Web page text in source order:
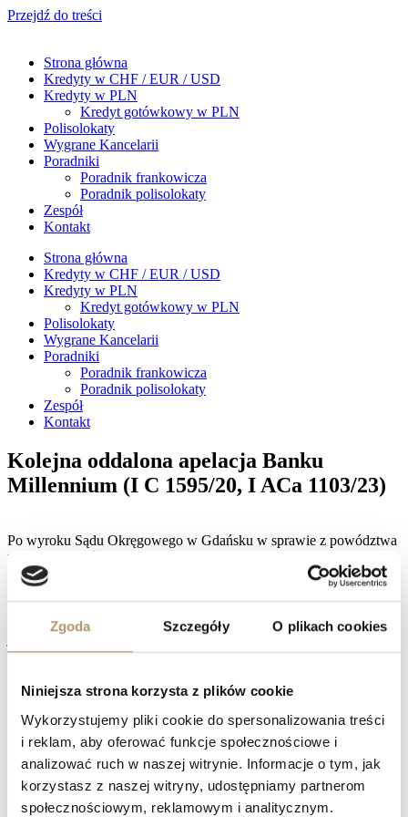
Zgoda Szczegóły O plikach cookies
Niniejsza strona korzysta z plików cookie
Wykorzystujemy pliki cookie do spersonalizowania treści
i reklam, aby oferować funkcje społecznościowe i
analizować ruch w naszej witrynie. Informacje o tym, jak
korzystasz z naszej witryny, udostępniamy partnerom
społecznościowym, reklamowym i analitycznym.
Przejdź do treści
Strona główna
Kredyty w CHF / EUR / USD
Kredyty w PLN
Kredyt gotówkowy w PLN
Polisolokaty
Wygrane Kancelarii
Poradniki
Poradnik frankowicza
Poradnik polisolokaty
Zespół
Kontakt
Strona główna
Kredyty w CHF / EUR / USD
Kredyty w PLN
Kredyt gotówkowy w PLN
Polisolokaty
Wygrane Kancelarii
Poradniki
Poradnik frankowicza
Poradnik polisolokaty
Zespół
Kontakt
Kolejna oddalona apelacja Banku
Millennium (I C 1595/20, I ACa 1103/23)
Po wyroku Sądu Okręgowego w Gdańsku w sprawie z powództwa
naszych klientów, Bank Millennium, zgodnie z przyjętą polityką,
zdecydował się na dozwolony przepisami prawa procesowego
środek zaskarżenia, a mianowicie na wniesienie apelacji. Sąd
Okręgowy stwierdził bowiem, że umowa zawarta pomiędzy
Bankiem a naszymi klientami jest nieważna, przyznając
jednocześnie kwoty: 21 427,18 złotych oraz 47 918,50 franków
szwajcarskich tytułem zwrotu dokonanych przez nich wpłat na
Adrianna Gołuńska – Łupina), w zgodzie z oczekiwaniami naszej
instancji oddalił apelację Banku, przyznając na rzecz naszych
klientów, analogicznie jak Sąd I instancji, koszty postępowania.
Facebook
Twitter
LinkedIn